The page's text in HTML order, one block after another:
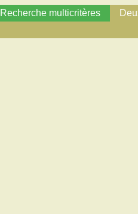
Recherche multicritères